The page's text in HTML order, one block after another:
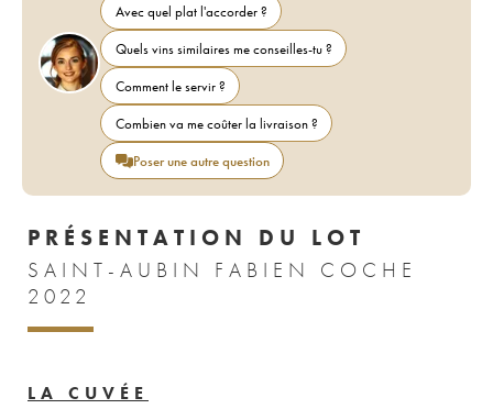
Avec quel plat l'accorder ?
Quels vins similaires me conseilles-tu ?
Comment le servir ?
Combien va me coûter la livraison ?
Poser une autre question
PRÉSENTATION DU LOT
SAINT-AUBIN FABIEN COCHE
2022
LA CUVÉE